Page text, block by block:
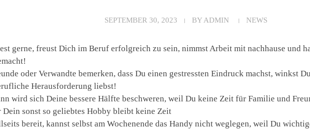
SEPTEMBER 30, 2023 BY ADMIN NEWS
gerne, freust Dich im Beruf erfolgreich zu sein, nimmst Arbeit mit nachhause und
oder Verwandte bemerken, dass Du einen gestressten Eindruck machst, winkst
Herausforderung liebst!
wird sich Deine bessere Hälfte beschweren, weil Du keine Zeit für Familie und
Dein sonst so geliebtes Hobby bleibt keine Zeit
bereit, kannst selbst am Wochenende das Handy nicht weglegen, weil Du